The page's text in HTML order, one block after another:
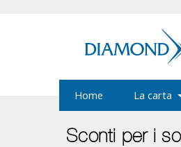
Home La carta
Sconti per i